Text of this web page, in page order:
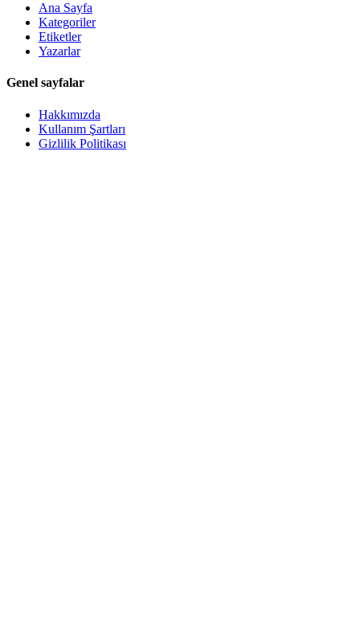
Ana Sayfa
Kategoriler
Etiketler
Yazarlar
Genel sayfalar
Hakkımızda
Kullanım Şartları
Gizlilik Politikası